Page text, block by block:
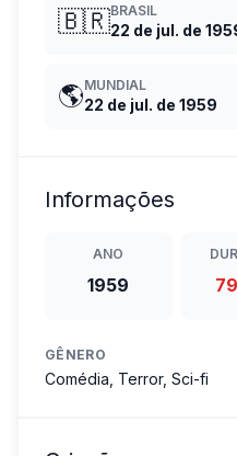
🇧🇷BRASIL
22 de jul. de
🌎MUNDIAL
22 de jul. de 1959
Informações
ANO
1959
GÊNERO
Comédia, Terror, Sci-fi